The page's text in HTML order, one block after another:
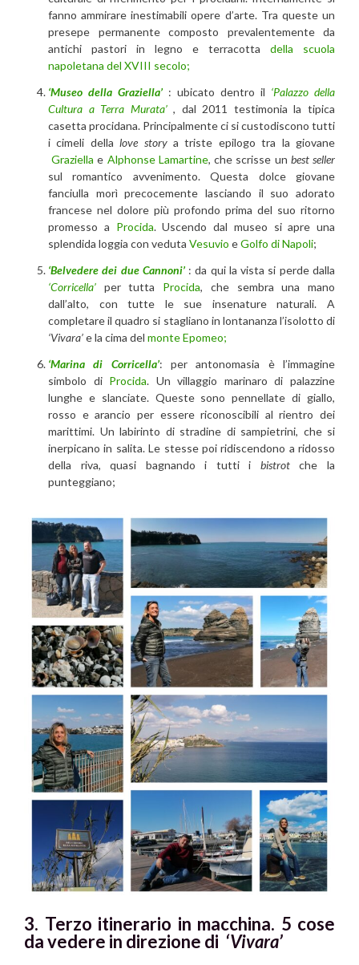
fanno ammirare inestimabili opere d’arte. Tra queste un
presepe permanente composto prevalentemente da
antichi pastori in legno e terracotta della scuola
napoletana del XVIII secolo;
‘Museo della Graziella’ : ubicato dentro il ‘Palazzo della
Cultura a Terra Murata’, dal 2011 testimonia la tipica
casetta procidana. Principalmente ci si custodiscono tutti
i cimeli dellalove storya triste epilogo tra la giovane
Graziella e Alphonse Lamartine, che scrisse un best seller
sul romantico avvenimento. Questa dolce giovane
fanciulla morì precocemente lasciando il suo adorato
francese nel dolore più profondo prima del suo ritorno
promesso a Procida. Uscendo dal museo si apre una
splendida loggia con veduta Vesuvio eGolfo di Napoli;
‘Belvedere dei due Cannoni’: da qui la vista si perde dalla
‘Corricella’ per tutta Procida, che sembra una mano
dall’alto, con tutte le sue insenature naturali. A
completare il quadro si stagliano in lontananza l’isolotto di
‘Vivara’e la cima del monte Epomeo;
‘Marina di Corricella’: per antonomasia è l’immagine
simbolo di Procida. Un villaggio marinaro di palazzine
lunghe e slanciate. Queste sono pennellate di giallo,
rosso e arancio per essere riconoscibili al rientro dei
marittimi. Un labirinto di stradine di sampietrini, che si
inerpicano in salita. Le stesse poi ridiscendono a ridosso
della riva, quasi bagnando i tutti i bistrotche la
punteggiano;
3. Terzo itinerario in macchina. 5 cose
da vedere in direzione di ‘Vivara’